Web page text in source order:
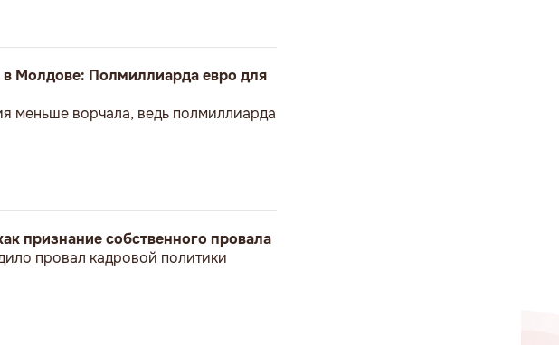
Молдове: Полмиллиарда евро для
меньше ворчала, ведь полмиллиарда
признание собственного провала
провал кадровой политики